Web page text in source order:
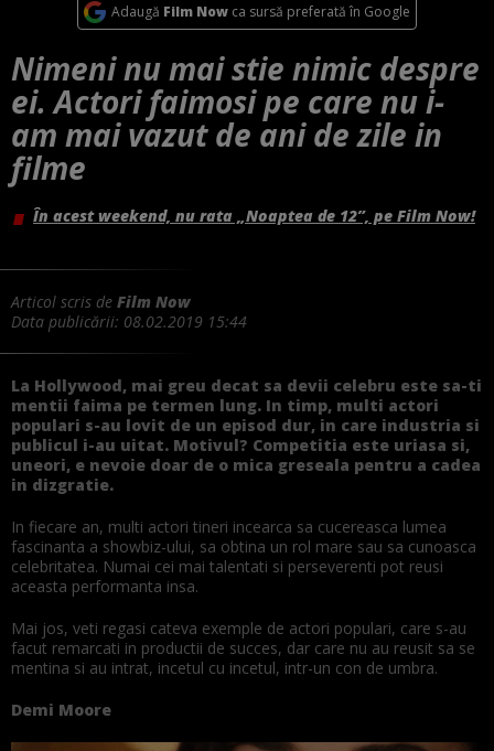
Adaugă Film Now ca sursă preferată în Google
Nimeni nu mai stie nimic despre
ei. Actori faimosi pe care nu i-
am mai vazut de ani de zile in
filme
În acest weekend, nu rata „Noaptea de 12”, pe Film Now!
Articol scris de Film Now
Data publicării: 08.02.2019 15:44
La Hollywood, mai greu decat sa devii celebru este sa-ti
mentii faima pe termen lung. In timp, multi actori
populari s-au lovit de un episod dur, in care industria si
publicul i-au uitat. Motivul? Competitia este uriasa si,
uneori, e nevoie doar de o mica greseala pentru a cadea
in dizgratie.
In fiecare an, multi actori tineri incearca sa cucereasca lumea
fascinanta a showbiz-ului, sa obtina un rol mare sau sa cunoasca
celebritatea. Numai cei mai talentati si perseverenti pot reusi
aceasta performanta insa.
Mai jos, veti regasi cateva exemple de actori populari, care s-au
facut remarcati in productii de succes, dar care nu au reusit sa se
mentina si au intrat, incetul cu incetul, intr-un con de umbra.
Demi Moore